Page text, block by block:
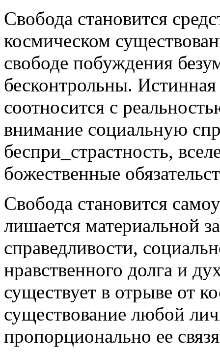
Свобода становится
космическом
свободе побуждения
бесконтрольны.
соотносится с
внимание социальную
беспри_страстность,
божественные
Свобода становится
лишается материальной
справедливости,
нравственного долга и
существует в отрыве от
существование любой
пропорционально ее